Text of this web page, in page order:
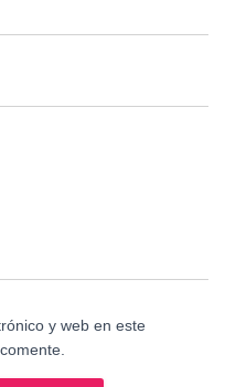
y web en este